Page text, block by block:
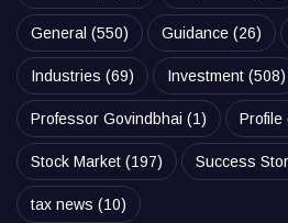
General (550) Guidance (26)
Industries (69) Investment (508)
Professor Govindbhai (1) Profile
Stock Market (197) Success
tax news (10)